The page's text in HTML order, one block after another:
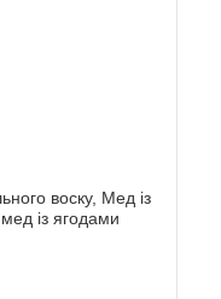
воску, Мед із
із ягодами